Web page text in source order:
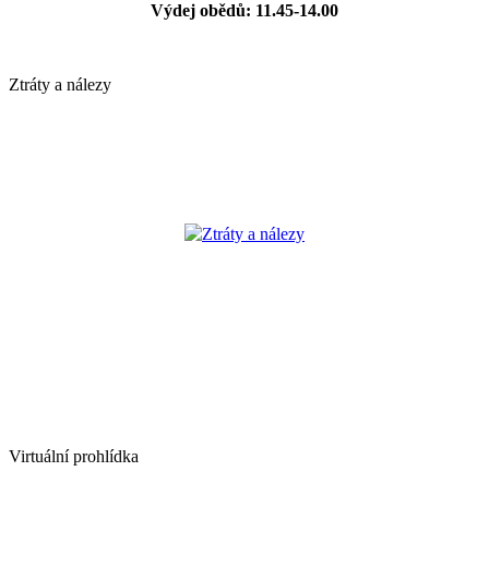
Výdej obědů: 11.45-14.00
Ztráty a nálezy
Ztráty a nálezy
Virtuální prohlídka